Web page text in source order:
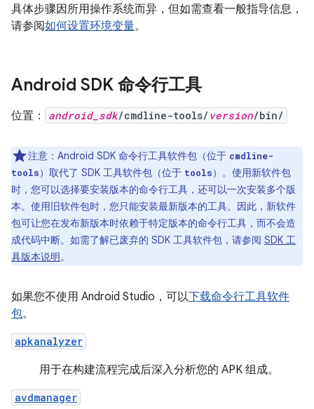
具体步骤因所用操作系统而异，但如需查看一般指导信息，
请参阅如何设置环境变量。
Android SDK 命令行工具
位置： android_sdk/cmdline-tools/ version/bin/
注意：Android SDK 命令行工具软件包（位于 cmdline-
tools）取代了 SDK 工具软件包（位于 tools）。使用新软件包
时，您可以选择要安装版本的命令行工具，还可以一次安装多个版
本。使用旧软件包时，您只能安装最新版本的工具。因此，新软件
包可让您在发布新版本时依赖于特定版本的命令行工具，而不会造
成代码中断。如需了解已废弃的 SDK 工具软件包，请参阅 SDK 工
具版本说明。
如果您不使用 Android Studio，可以下载命令行工具软件
包。
apkanalyzer
用于在构建流程完成后深入分析您的 APK 组成。
avdmanager